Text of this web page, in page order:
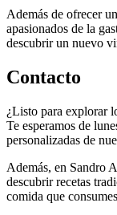
Además de ofrecer
apasionados de la
descubrir un nuevo
Contacto
¿Listo para explorar
Te esperamos de
personalizadas de
Además, en Sandro
descubrir recetas
comida que